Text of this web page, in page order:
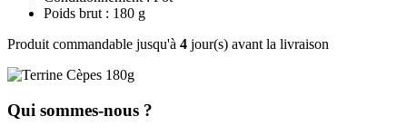
Poids brut : 180 g
Produit commandable jusqu'à 4 jour(s) avant la livraison
Qui sommes-nous ?